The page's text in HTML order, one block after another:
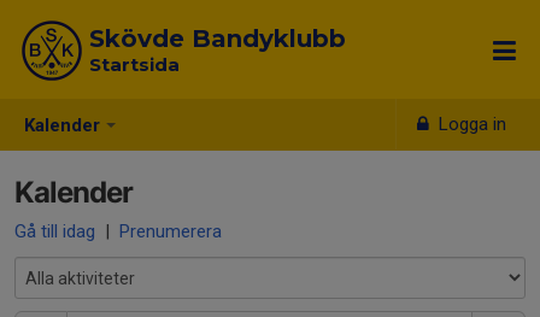
Kalender Logga in
Skövde Bandyklubb
Startsida
Kalender
Gå till idag | Prenumerera